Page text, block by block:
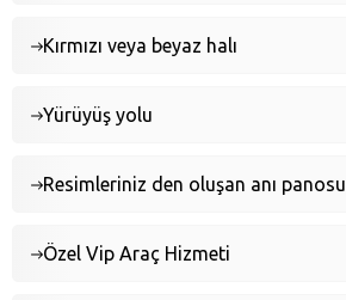
Kırmızı veya beyaz halı
Yürüyüş yolu
Resimleriniz den oluşan anı panosu
Özel Vip Araç Hizmeti